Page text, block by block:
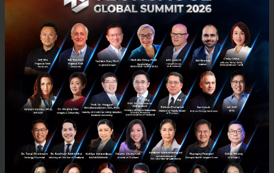
| ByTechsauce Team
Genomics Pangenome IBM Heron Hepatitis D
E-mail :contact@techsauce.co
Tel : 02-001-5375